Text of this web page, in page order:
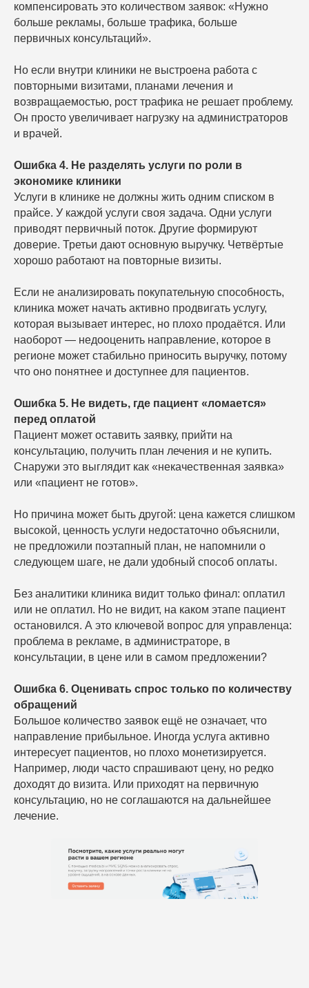
компенсировать это количеством заявок: «Нужно
больше рекламы, больше трафика, больше
первичных консультаций».
Но если внутри клиники не выстроена работа с
повторными визитами, планами лечения и
возвращаемостью, рост трафика не решает проблему.
Он просто увеличивает нагрузку на администраторов
и врачей.
Ошибка 4. Не разделять услуги по роли в
экономике клиники
Услуги в клинике не должны жить одним списком в
прайсе. У каждой услуги своя задача. Одни услуги
приводят первичный поток. Другие формируют
доверие. Третьи дают основную выручку. Четвёртые
хорошо работают на повторные визиты.
Если не анализировать покупательную способность,
клиника может начать активно продвигать услугу,
которая вызывает интерес, но плохо продаётся. Или
наоборот — недооценить направление, которое в
регионе может стабильно приносить выручку, потому
что оно понятнее и доступнее для пациентов.
Ошибка 5. Не видеть, где пациент «ломается»
перед оплатой
Пациент может оставить заявку, прийти на
консультацию, получить план лечения и не купить.
Снаружи это выглядит как «некачественная заявка»
или «пациент не готов».
Но причина может быть другой: цена кажется слишком
высокой, ценность услуги недостаточно объяснили,
не предложили поэтапный план, не напомнили о
следующем шаге, не дали удобный способ оплаты.
Без аналитики клиника видит только финал: оплатил
или не оплатил. Но не видит, на каком этапе пациент
остановился. А это ключевой вопрос для управленца:
проблема в рекламе, в администраторе, в
консультации, в цене или в самом предложении?
Ошибка 6. Оценивать спрос только по количеству
обращений
Большое количество заявок ещё не означает, что
направление прибыльное. Иногда услуга активно
интересует пациентов, но плохо монетизируется.
Например, люди часто спрашивают цену, но редко
доходят до визита. Или приходят на первичную
консультацию, но не соглашаются на дальнейшее
лечение.